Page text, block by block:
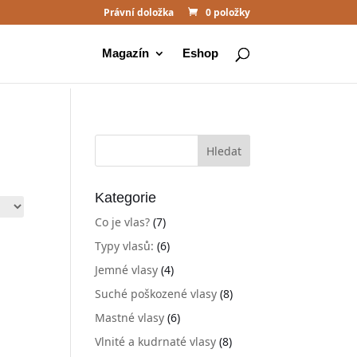
Právní doložka 0 položky
Magazín Eshop
Kategorie
Co je vlas? (7)
Typy vlasů: (6)
Jemné vlasy (4)
Suché poškozené vlasy (8)
Mastné vlasy (6)
Vlnité a kudrnaté vlasy (8)